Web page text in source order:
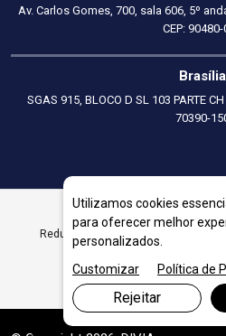
Av. Carlos Gomes, 700, sala 606, 5º
CEP:
Brasília
SGAS 915, BLOCO D SL 103 PARTE
70390-
Redução de custos com
Utilizamos cookies
para oferecer melhor
personalizados.
Customizar
Política de
Rejeitar